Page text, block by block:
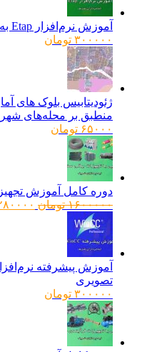
آموزش نرم‌افزار Etap به صورت تصویری
۳۰۰۰۰۰ تومان
منطبق بر محله‌های شهر
۶۵۰۰۰ تومان
دوره کامل آموزش
۱۶۰۰۰۰۰ تومان قیمت
تصویری
۳۰۰۰۰۰ تومان